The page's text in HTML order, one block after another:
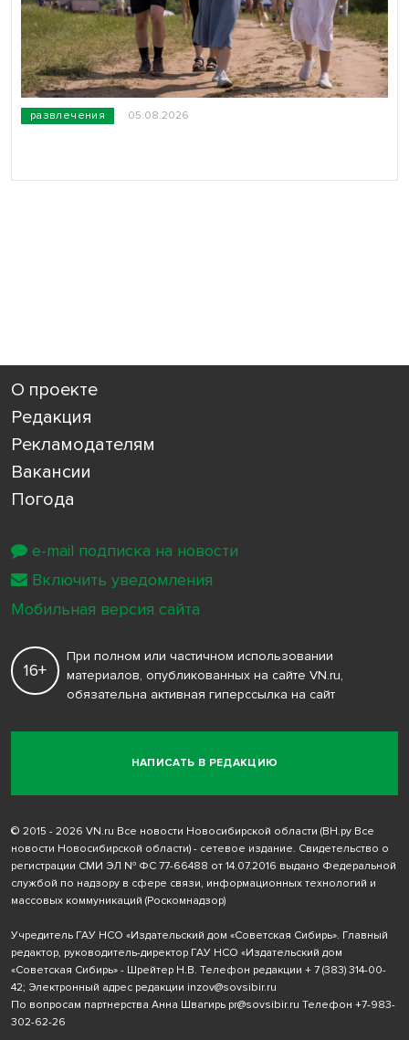
развлечения 05.08.2026
О проекте
Редакция
Рекламодателям
Вакансии
Погода
НАПИСАТЬ В РЕДАКЦИЮ
16+
При полном или частичном использовании
материалов, опубликованных на сайте VN.ru,
обязательна активная гиперссылка на сайт
© 2015 - 2026 VN.ru Все новости Новосибирской области (ВН.ру Все
новости Новосибирской области) - сетевое издание. Свидетельство о
регистрации СМИ ЭЛ № ФС 77-66488 от 14.07.2016 выдано Федеральной
службой по надзору в сфере связи, информационных технологий и
массовых коммуникаций (Роскомнадзор)
Учредитель ГАУ НСО «Издательский дом «Советская Сибирь». Главный
редактор, руководитель-директор ГАУ НСО «Издательский дом
«Советская Сибирь» - Шрейтер Н.В. Телефон редакции + 7 (383) 314-00-
42; Электронный адрес редакции inzov@sovsibir.ru
По вопросам партнерства Анна Швагирь pr@sovsibir.ru Телефон +7-983-
302-62-26
e-mail подписка на новости
Включить уведомления
Мобильная версия сайта